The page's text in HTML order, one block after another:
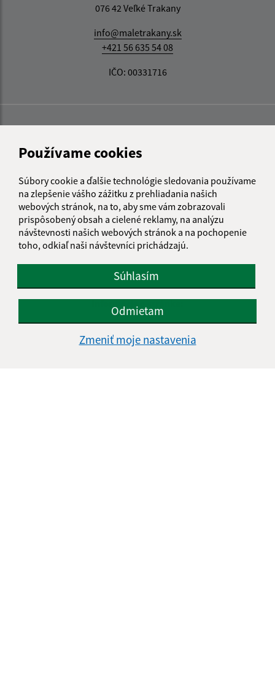
Používame cookies
Súbory cookie a ďalšie technológie sledovania používame
na zlepšenie vášho zážitku z prehliadania našich
webových stránok, na to, aby sme vám zobrazovali
prispôsobený obsah a cielené reklamy, na analýzu
návštevnosti našich webových stránok a na pochopenie
toho, odkiaľ naši návštevníci prichádzajú.
Súhlasím
Odmietam
Zmeniť moje nastavenia
076 42 Veľké Trakany
info@maletrakany.sk
+421 56 635 54 08
IČO: 00331716
Informácie o stránke:
Vyhlásenie o prístupnosti
Autorské práva